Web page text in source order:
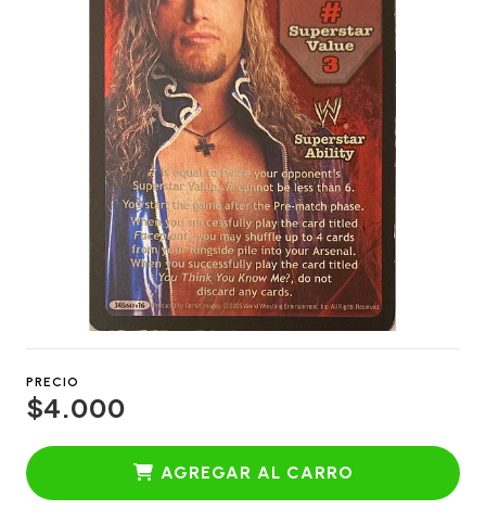
PRECIO
$4.000
AGREGAR AL CARRO